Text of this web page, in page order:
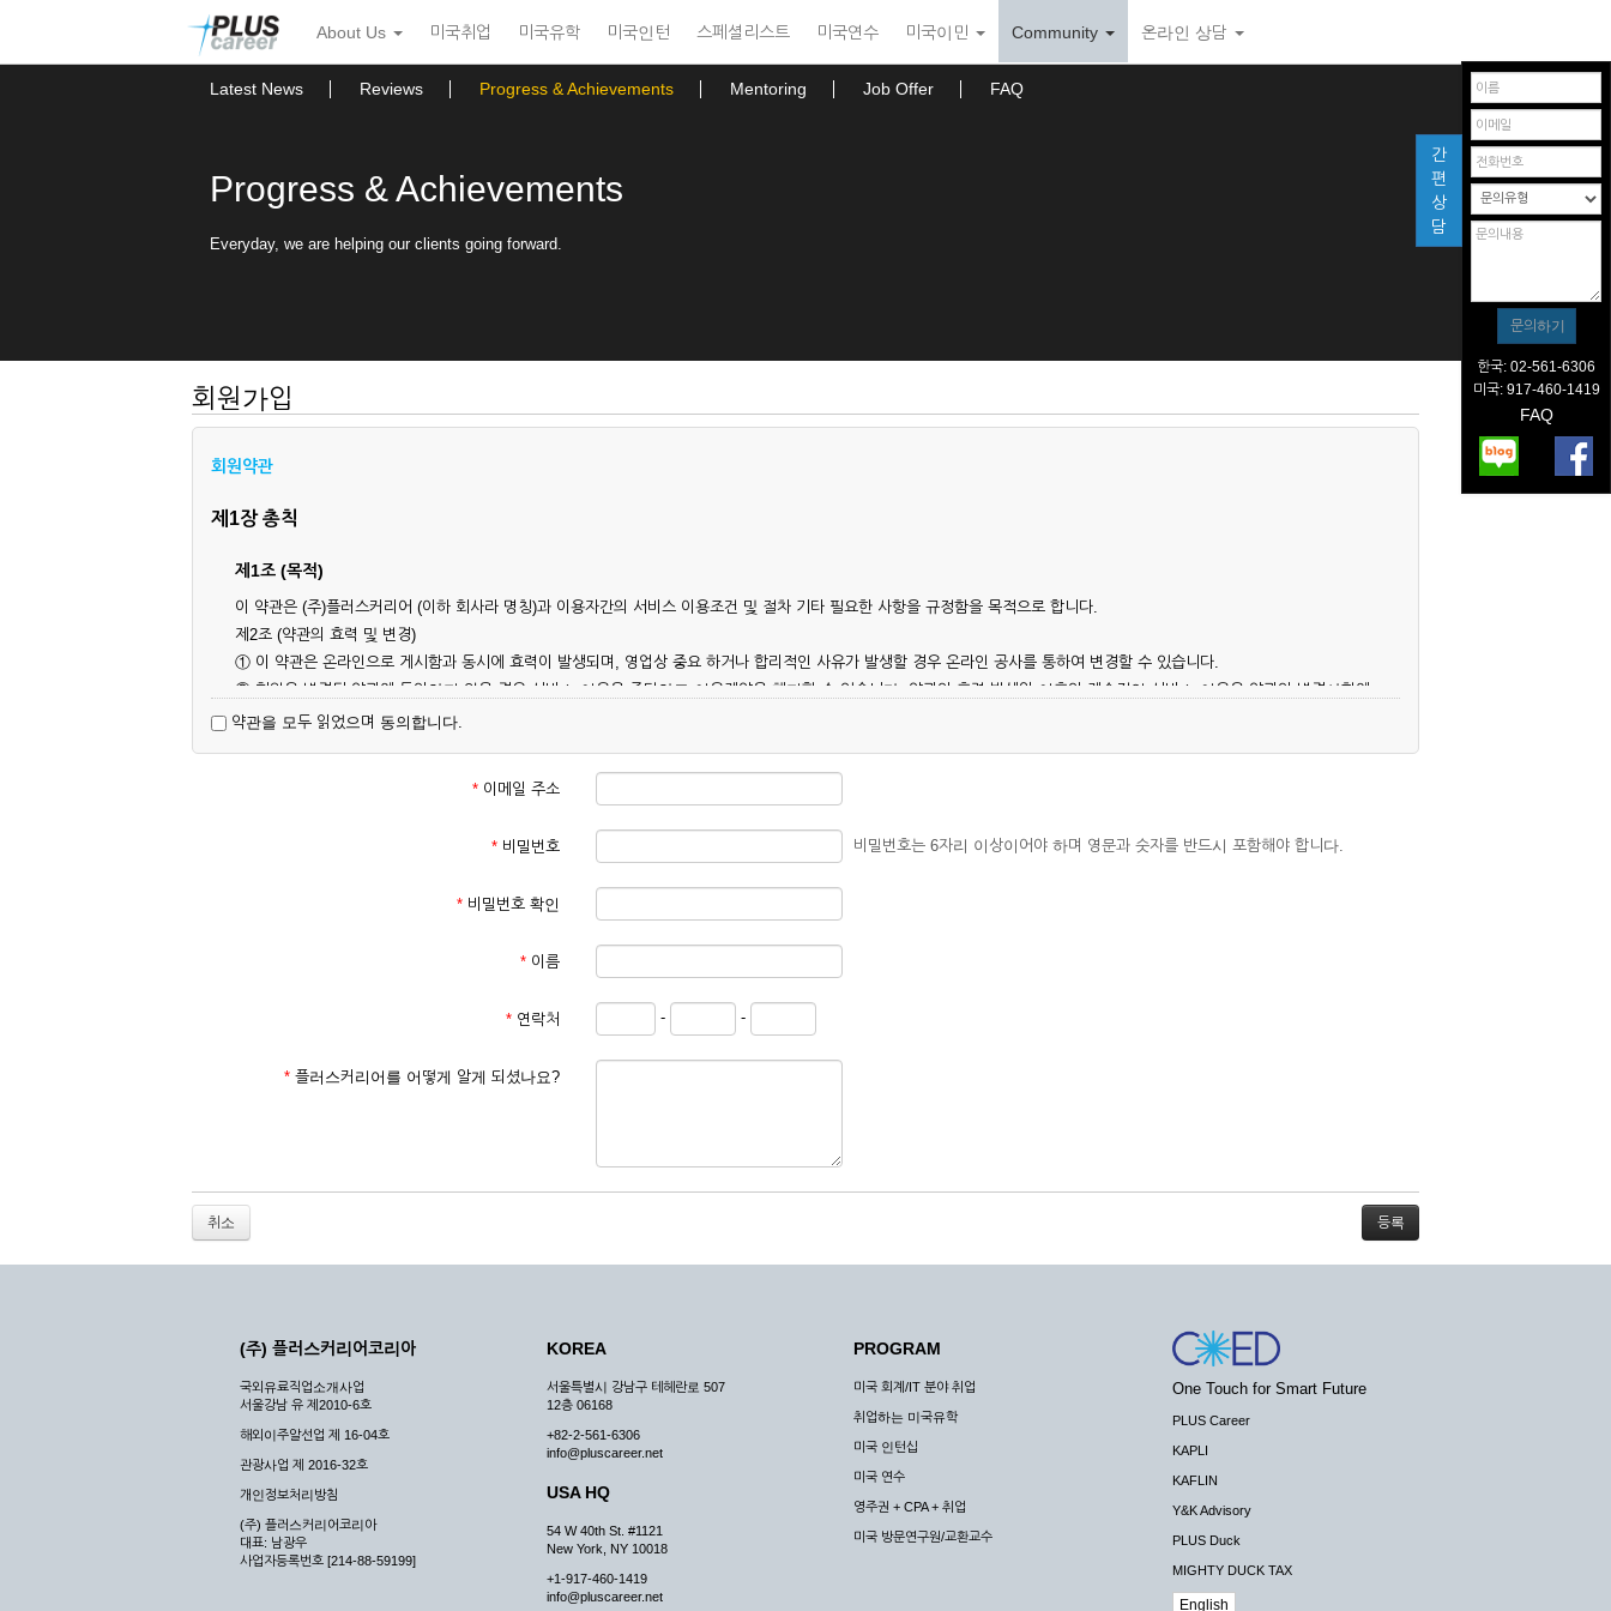
뉴
토
About Us 미국취업 미국유학 미국인턴 스페셜리스트 미국연수 미국이민 Community 온라인 상담
Latest News Reviews Progress & Achievements Mentoring Job Offer FAQ
Progress & Achievements
Everyday, we are helping our clients going forward.
회원가입
회원약관
제1장 총칙
제1조 (목적)
이 약관은 (주)플러스커리어 (이하 회사라 명칭)과 이용자간의 서비스 이용조건 및 절차 기타 필요한 사항을 규정함을 목적으로 합니다.
제2조 (약관의 효력 및 변경)
① 이 약관은 온라인으로 게시함과 동시에 효력이 발생되며, 영업상 중요 하거나 합리적인 사유가 발생할 경우 온라인 공사를 통하여 변경할 수 있습니다.
② 회원은 변경된 약관에 동의하지 않을 경우 서비스 이용을 중단하고 이용계약을 해지할 수 있습니다. 약관의 효력 발생일 이후의 계속적인 서비스 이용은 약관의 변경사항에
대해 동의한 것으로 간주됩니다.
제3조 (약관의 외 준칙)
이 약관에 명시되지 않은 사항은 회사의 공지, 이용안내 및 기타 관계법령의 규정에 따릅니다.
① 서비스 이용계약은 서비스 이용 희망자가 본 약관에 동의한 후 신청자의 실질 정보를 입력하여 회사에 신청하고 회사가 이를 심사, 승낙함으로써 성립하며, 회사는 신청자
② 회원가입시 입력한 ID는 변경할 수 없으며, 회원 1인당 한 개의 ID가 발급됩니다. 부득이한 경우로 인해 변경하고자 하는 경우에는 해당 아이디를 해지하고 재가입해야 합니
③ 회사는 아래의 각 호에 해당하는 이용자에 대하여는 가입을 거절하거나 취소할 수 있으며, 실명으로 등록하지 않은 자의 일체의 권리를 제한할 수 있습니다.
2. 개인정보를 허위로 기재하여 신청할 경우
8. 기타 회사가 정한 제반 사항을 위반하며 신청하는 경우
② 시스템 점검, 교체 및 고장, 기술적인 이유, 국가비상사태, 정전, 서비스 설비의 장애, 서비스 이용의 폭주 등의 정상적인 서비스가 불가능할 경우 회사는 사전 공지나 예고 없
③ 기타 회사는 서비스를 제공할 수 없는 합당한 사유가 발생한 경우
④ 회사는 제 2항 및 제 3항의 사유로 서비스의 제공이 일시적으로 중지됨으로 인해 이용자 또는 제 3자가 입은 손해에 대하여 배상하지 않습니다.
제3장 권리 및 의무
제6조 (회사의 의무)
① 회사는 특별한 사정이 없는 한 이용자가 신청한 후 즉시 서비스를 이용할 수 있도록 하고 계속적, 안정적으로 서비스를 제공할 수 있도록 최선의 노력을 다하여야 합니다.
② 회사는 이용자의 개인 신상 정보를 본인의 승낙 없이 타인에게 누설, 배포하여서는 안됩니다. 다만, 관계법령에 의하여 국가기관 등의 합법적인 요구가 있는 경우에는 해당
약관을 모두 읽었으며 동의합니다.
* 이메일 주소
* 비밀번호 비밀번호는 6자리 이상이어야 하며 영문과 숫자를 반드시 포함해야 합니다.
* 비밀번호 확인
* 이름
* 연락처 - -
* 플러스커리어를 어떻게 알게 되셨나요?
취소
간
편
상
담
한국: 02-561-6306
미국: 917-460-1419
FAQ
(주) 플러스커리어코리아
국외유료직업소개사업
서울강남 유 제2010-6호
해외이주알선업 제 16-04호
관광사업 제 2016-32호
개인정보처리방침
(주) 플러스커리어코리아
대표: 남광우
사업자등록번호 [214-88-59199]
KOREA
서울특별시 강남구 테헤란로 507
12층 06168
+82-2-561-6306
info@pluscareer.net
USA HQ
54 W 40th St. #1121
New York, NY 10018
+1-917-460-1419
info@pluscareer.net
PROGRAM
미국 회계/IT 분야 취업
취업하는 미국유학
미국 인턴십
미국 연수
영주권 + CPA + 취업
미국 방문연구원/교환교수
One Touch for Smart Future
PLUS Career
KAPLI
KAFLIN
Y&K Advisory
PLUS Duck
MIGHTY DUCK TAX
English